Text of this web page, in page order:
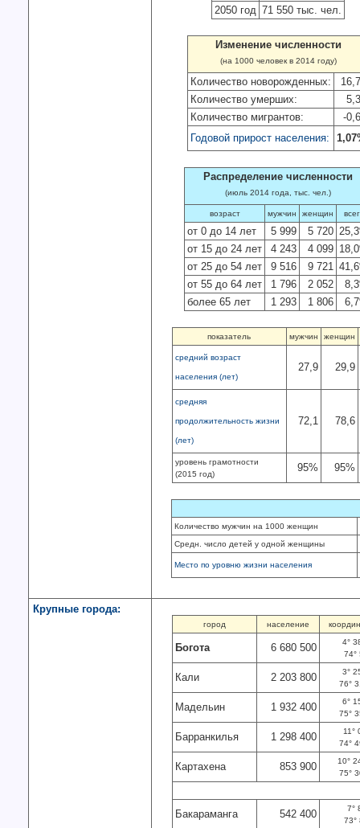
2050 год 71 550 тыс. чел.
Изменение численности
(на 1000 человек в 2014 году)
Количество новорожденных:
Количество умерших:
Количество мигрантов:
-
Годовой прирост населения:
Распределение численности
(июль 2014 года, тыс. чел.)
возраст мужчин женщин
от 0 до 14 лет 5 999 5 720
от 15 до 24 лет
4 243 4 099
от 25 до 54 лет
9 516 9 721
от 55 до 64 лет
1 796 2 052
более 65 лет
1 293 1 806
показатель мужчин женщин
средний возраст
населения (лет)
27,9 29,9
средняя
продолжительность жизни
(лет)
72,1 78,6
уровень грамотности
(2015 год)
95% 95%
Количество мужчин на 1000 женщин
Средн. число детей у одной женщины
Место по уровню жизни населения
Крупные города:
город население
Богота 6 680 500
4°
74°
Кали 2 203 800
3°
76°
Мадельин 1 932 400
6°
75°
Барранкилья 1 298 400
11°
74°
Картахена 853 900
10°
75°
Бакараманга 542 400
7°
73°